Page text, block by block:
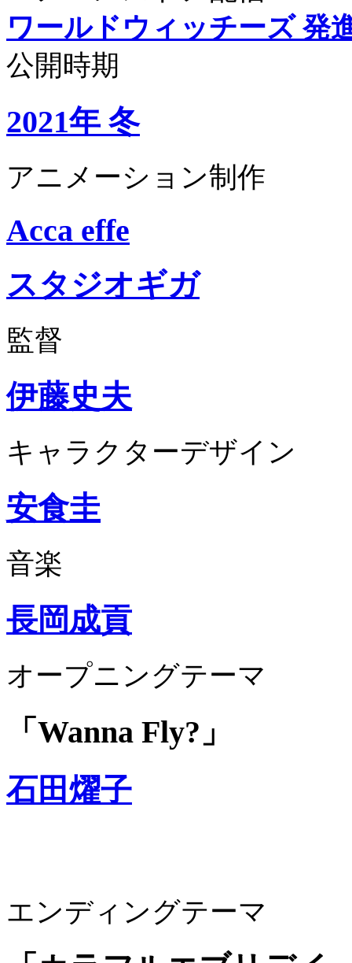
ワールドウィッチーズ 発
公開時期
2021年 冬
アニメーション制作
Acca effe
スタジオギガ
監督
伊藤史夫
キャラクターデザイン
安食圭
音楽
長岡成貢
オープニングテーマ
「Wanna Fly?」
石田燿子
エンディングテーマ